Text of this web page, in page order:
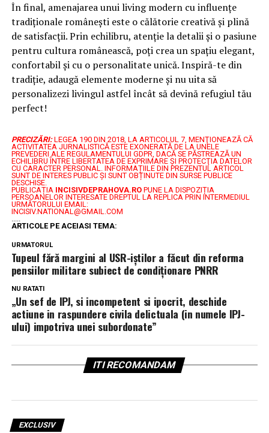
În final, amenajarea unui living modern cu influențe
tradiționale românești este o călătorie creativă și plină
de satisfacții. Prin echilibru, atenție la detalii și o pasiune
pentru cultura românească, poți crea un spațiu elegant,
confortabil și cu o personalitate unică. Inspiră-te din
tradiție, adaugă elemente moderne și nu uita să
personalizezi livingul astfel încât să devină refugiul tău
perfect!
PRECIZĂRI: LEGEA 190 DIN 2018, LA ARTICOLUL 7, MENŢIONEAZĂ CĂ
ACTIVITATEA JURNALISTICĂ ESTE EXONERATĂ DE LA UNELE
PREVEDERI ALE REGULAMENTULUI GDPR, DACĂ SE PĂSTREAZĂ UN
ECHILIBRU ÎNTRE LIBERTATEA DE EXPRIMARE ŞI PROTECŢIA DATELOR
CU CARACTER PERSONAL. INFORMAȚIILE DIN PREZENTUL ARTICOL
SUNT DE INTERES PUBLIC ȘI SUNT OBȚINUTE DIN SURSE PUBLICE
DESCHISE.
PUBLICAȚIA INCISIVDEPRAHOVA.ROPUNE LA DISPOZIȚIA
PERSOANELOR INTERESATE DREPTUL LA REPLICA PRIN INTERMEDIUL
URMĂTORULUI EMAIL:
INCISIV.NATIONAL@GMAIL.COM
.....
ARTICOLE PE ACEIASI TEMA:
URMATORUL
Tupeul fără margini al USR-iștilor a făcut din reforma
pensiilor militare subiect de condiționare PNRR
NU RATATI
„Un sef de IPJ, si incompetent si ipocrit, deschide
actiune in raspundere civila delictuala (in numele IPJ-
ului) impotriva unei subordonate”
ITI RECOMANDAM
EXCLUSIV